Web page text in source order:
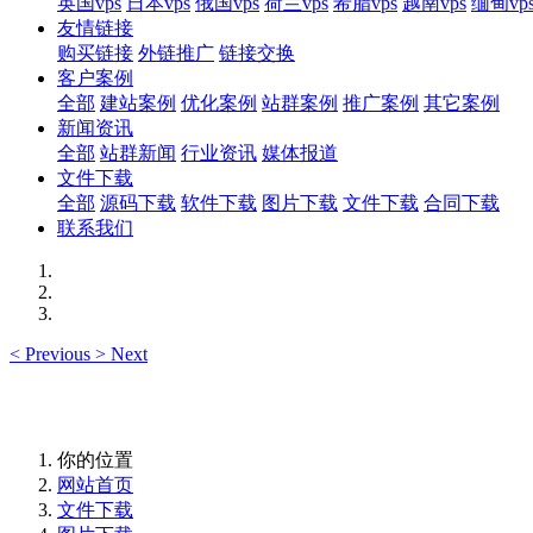
友情链接
购买链接 外链推广 链接交换
客户案例
全部 建站案例 优化案例 站群案例 推广案例 其它案例
新闻资讯
全部 站群新闻 行业资讯 媒体报道
文件下载
全部 源码下载 软件下载 图片下载 文件下载 合同下载
联系我们
< Previous > Next
你的位置
网站首页
文件下载